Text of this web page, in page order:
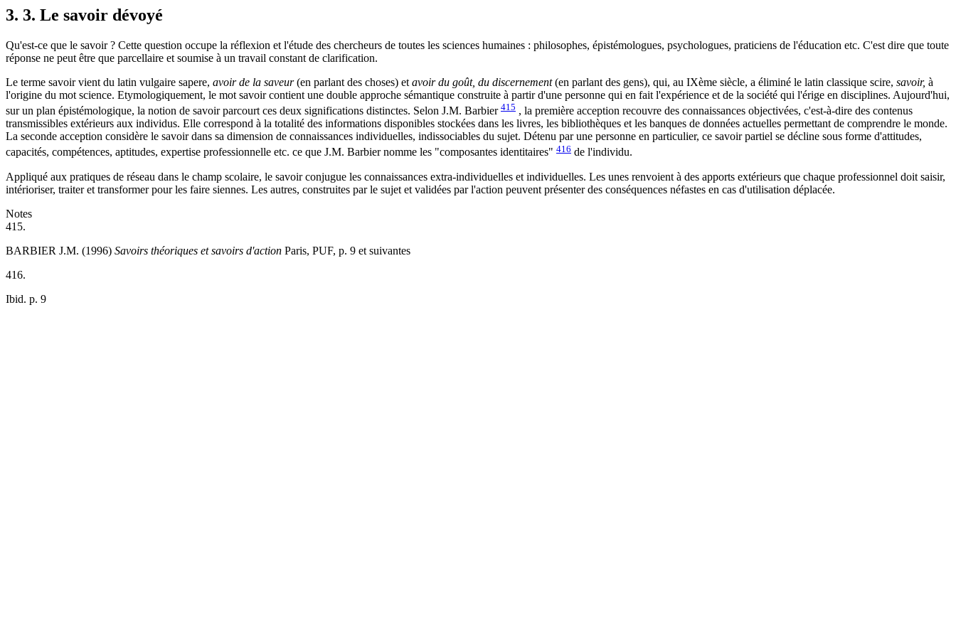
3. 3. Le savoir dévoyé
Qu'est-ce que le savoir ? Cette question occupe la réflexion et l'étude des chercheurs de toutes les sciences humaines : philosophes, épistémologues, psychologues, praticiens de l'éducation etc. C'est dire que toute
réponse ne peut être que parcellaire et soumise à un travail constant de clarification.
Le terme savoir vient du latin vulgaire sapere, avoir de la saveur(en parlant des choses) et avoir du goût, du discernement(en parlant des gens), qui, au IXème siècle, a éliminé le latin classique scire, savoir, à
l'origine du mot science. Etymologiquement, le mot savoir contient une double approche sémantique construite à partir d'une personne qui en fait l'expérience et de la société qui l'érige en disciplines. Aujourd'hui,
sur un plan épistémologique, la notion de savoir parcourt ces deux significations distinctes. Selon J.M. Barbier 415 , la première acception recouvre des connaissances objectivées, c'est-à-dire des contenus
transmissibles extérieurs aux individus. Elle correspond à la totalité des informations disponibles stockées dans les livres, les bibliothèques et les banques de données actuelles permettant de comprendre le monde.
La seconde acception considère le savoir dans sa dimension de connaissances individuelles, indissociables du sujet. Détenu par une personne en particulier, ce savoir partiel se décline sous forme d'attitudes,
capacités, compétences, aptitudes, expertise professionnelle etc. ce que J.M. Barbier nomme les "composantes identitaires" 416 de l'individu.
Appliqué aux pratiques de réseau dans le champ scolaire, le savoir conjugue les connaissances extra-individuelles et individuelles. Les unes renvoient à des apports extérieurs que chaque professionnel doit saisir,
intérioriser, traiter et transformer pour les faire siennes. Les autres, construites par le sujet et validées par l'action peuvent présenter des conséquences néfastes en cas d'utilisation déplacée.
Notes
415.
BARBIER J.M. (1996) Savoirs théoriques et savoirs d'action Paris, PUF, p. 9 et suivantes
416.
Ibid. p. 9